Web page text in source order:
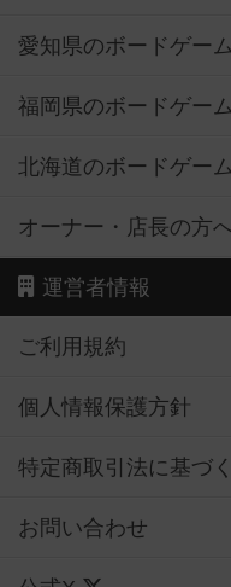
愛知県のボードゲー
福岡県のボードゲー
北海道のボードゲー
オーナー・店長の方
運営者情報
ご利用規約
個人情報保護方針
特定商取引法に基づ
お問い合わせ